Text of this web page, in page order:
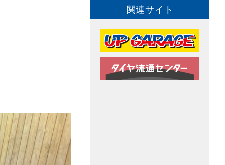
関連サイト